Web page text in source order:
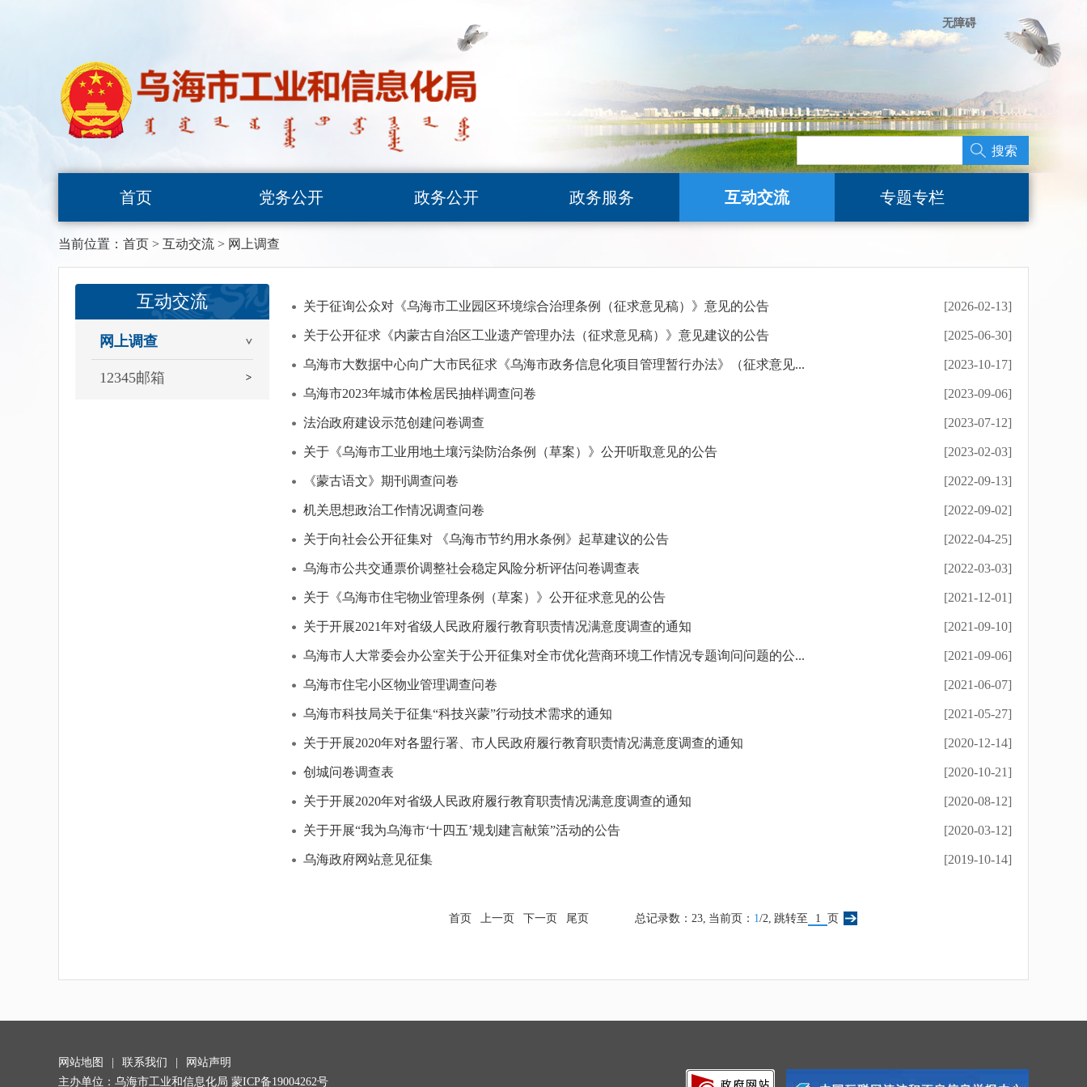
无障碍
搜索
首页 党务公开 政务公开 政务服务 互动交流 专题专栏
当前位置： 首页 > 互动交流 > 网上调查
互动交流
网上调查
12345邮箱
[2026-02-13]
关于征询公众对《乌海市工业园区环境综合治理条例（征求意见稿）》意见的公告
[2025-06-30]
关于公开征求《内蒙古自治区工业遗产管理办法（征求意见稿）》意见建议的公告
[2023-10-17]
乌海市大数据中心向广大市民征求《乌海市政务信息化项目管理暂行办法》（征求意见...
[2023-09-06]
乌海市2023年城市体检居民抽样调查问卷
[2023-07-12]
法治政府建设示范创建问卷调查
[2023-02-03]
关于《乌海市工业用地土壤污染防治条例（草案）》公开听取意见的公告
[2022-09-13]
《蒙古语文》期刊调查问卷
[2022-09-02]
机关思想政治工作情况调查问卷
[2022-04-25]
关于向社会公开征集对 《乌海市节约用水条例》起草建议的公告
[2022-03-03]
乌海市公共交通票价调整社会稳定风险分析评估问卷调查表
[2021-12-01]
关于《乌海市住宅物业管理条例（草案）》公开征求意见的公告
[2021-09-10]
关于开展2021年对省级人民政府履行教育职责情况满意度调查的通知
[2021-09-06]
乌海市人大常委会办公室关于公开征集对全市优化营商环境工作情况专题询问问题的公...
[2021-06-07]
乌海市住宅小区物业管理调查问卷
[2021-05-27]
乌海市科技局关于征集“科技兴蒙”行动技术需求的通知
[2020-12-14]
关于开展2020年对各盟行署、市人民政府履行教育职责情况满意度调查的通知
[2020-10-21]
创城问卷调查表
[2020-08-12]
关于开展2020年对省级人民政府履行教育职责情况满意度调查的通知
[2020-03-12]
关于开展“我为乌海市‘十四五’规划建言献策”活动的公告
[2019-10-14]
乌海政府网站意见征集
首页 上一页 下一页 尾页 总记录数：23, 当前页： 1/2, 跳转至 页
网站地图 联系我们
网站声明
主办单位：乌海市工业和信息化局 蒙ICP备19004262号